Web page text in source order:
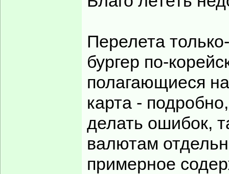
Перелета
бургер по-
полагающиеся
карта -
делать ошибок,
валютам
примерное